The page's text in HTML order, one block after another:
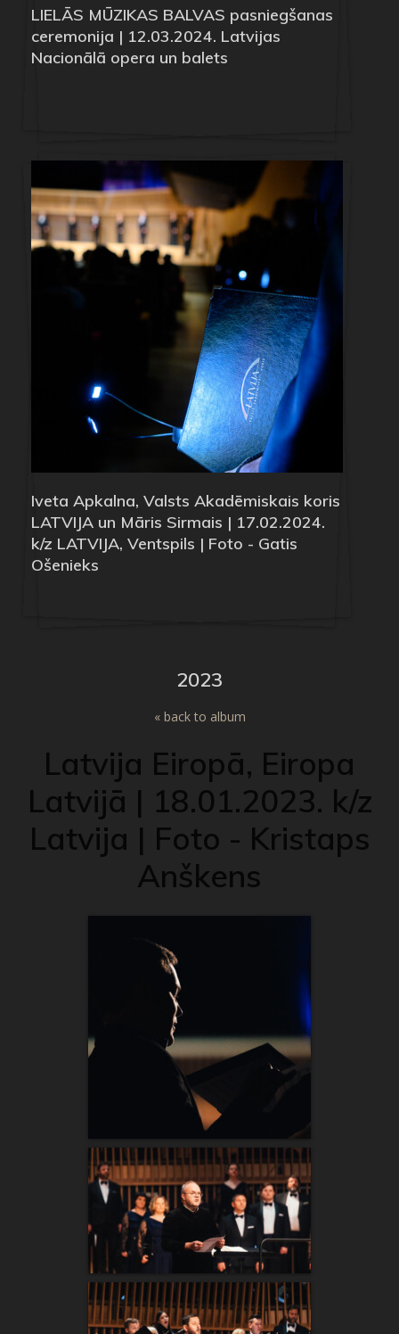
LIELĀS MŪZIKAS BALVAS pasniegšanas
ceremonija | 12.03.2024. Latvijas
Nacionālā opera un balets
Iveta Apkalna, Valsts Akadēmiskais koris
LATVIJA un Māris Sirmais | 17.02.2024.
k/z LATVIJA, Ventspils | Foto - Gatis
Ošenieks
2023
« back to album
Latvija Eiropā, Eiropa
Latvijā | 18.01.2023. k/z
Latvija | Foto - Kristaps
Anškens